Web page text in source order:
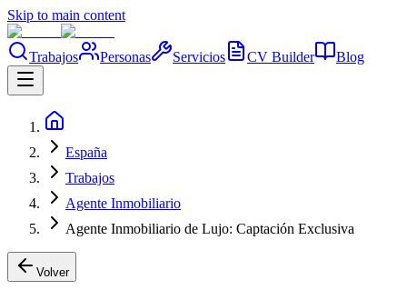
Skip to main content
Trabajos Personas Servicios CV Builder Blog
España
Trabajos
Agente Inmobiliario
Agente Inmobiliario de Lujo: Captación Exclusiva
Volver